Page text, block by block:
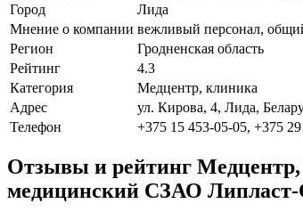
Город
Лида
Мнение о компании вежливый персонал,
Регион
Гродненская область
Рейтинг
4.3
Категория
Медцентр, клиника
Адрес
ул. Кирова, 4, Лида,
Телефон
+375 15 453-05-05, +375
Отзывы и рейтинг Медцентр,
медицинский СЗАО